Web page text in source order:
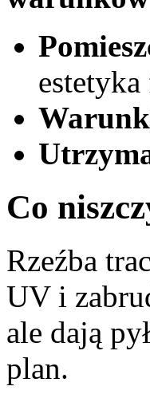
Co
Rzeźba
UV i
ale dają
plan.